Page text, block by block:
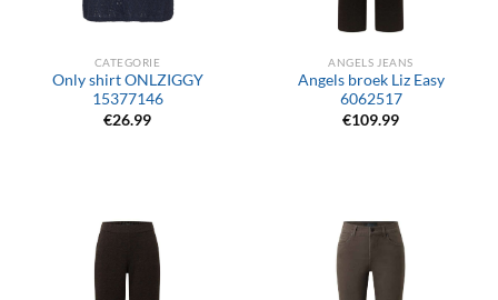
CATEGORIE
Only shirt ONLZIGGY
15377146
€26.99
ANGELS JEANS
Angels broek Liz Easy
6062517
€109.99